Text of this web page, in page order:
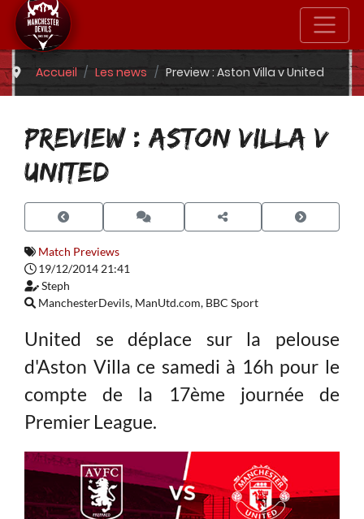
Accueil Les news Preview : Aston Villa v United
PREVIEW : ASTON VILLA V
UNITED
Match Previews
19/12/2014 21:41
Steph
ManchesterDevils, ManUtd.com, BBC Sport
United se déplace sur la pelouse
d'Aston Villa ce samedi à 16h pour le
compte de la 17ème journée de
Premier League.